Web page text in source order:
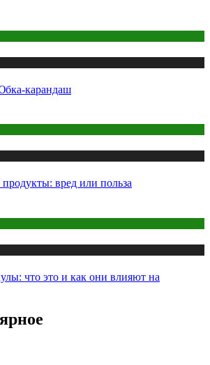
карандаш
вред или польза
что это и как они влияют на